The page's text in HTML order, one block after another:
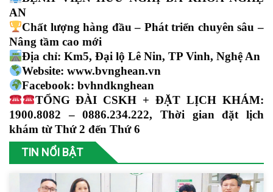
AN
Chất lượng hàng đầu – Phát triển chuyên sâu –
Nâng tầm cao mới
Địa chỉ: Km5, Đại lộ Lê Nin, TP Vinh, Nghệ An
Website:www.bvnghean.vn
Facebook: bvhndknghean
TỔNG ĐÀI CSKH + ĐẶT LỊCH KHÁM:
1900.8082 –0886.234.222, Thời gian đặt lịch
khám từ Thứ 2 đến Thứ 6
TIN NỔI BẬT